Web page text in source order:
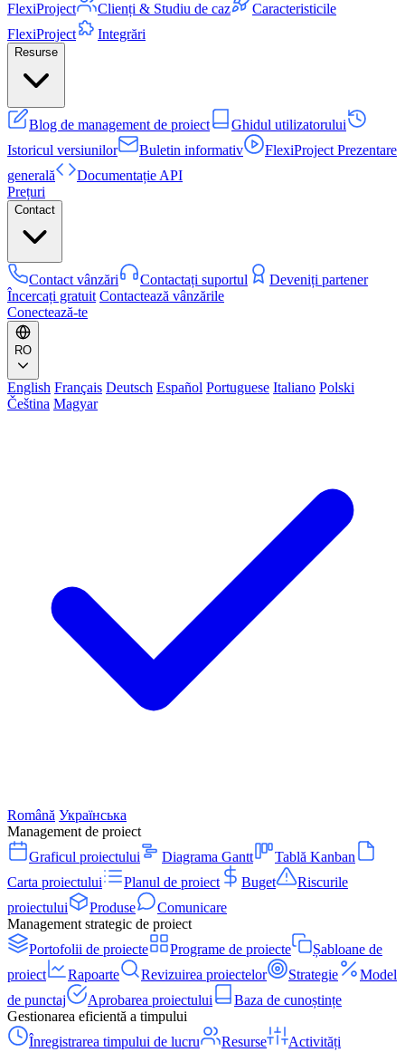
FlexiProject
Clienți & Studiu de caz
Caracteristicile
FlexiProject
Integrări
Resurse
Blog de management de proiect
Ghidul utilizatorului
Istoricul versiunilor
Buletin informativ
FlexiProject Prezentare
generală
Documentație API
Prețuri
Contact
Contact vânzări Contactați suportul
Deveniți partener
Încercați gratuit Contactează vânzările
Conectează-te
RO
English Français Deutsch Español Portuguese Italiano Polski
Čeština Magyar
Română Українська
Management de proiect
Graficul proiectului
Diagrama Gantt
Tablă Kanban
Carta proiectului
Planul de proiect Buget
Riscurile
proiectului
Produse
Comunicare
Management strategic de proiect
Portofolii de proiecte
Programe de proiecte
Șabloane de
proiect
Rapoarte Revizuirea proiectelor Strategie
Model
de punctaj
Aprobarea proiectului
Baza de cunoștințe
Gestionarea eficientă a timpului
Înregistrarea timpului de lucru
Resurse
Activități